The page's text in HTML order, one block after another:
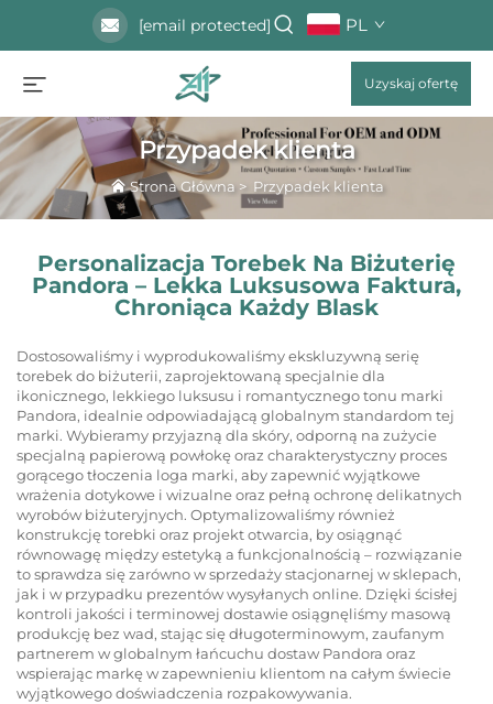
[email protected] PL
Uzyskaj ofertę
Przypadek klienta
Strona Główna> Przypadek klienta
Personalizacja Torebek Na Biżuterię
Pandora – Lekka Luksusowa Faktura,
Chroniąca Każdy Blask
Dostosowaliśmy i wyprodukowaliśmy ekskluzywną serię
torebek do biżuterii, zaprojektowaną specjalnie dla
ikonicznego, lekkiego luksusu i romantycznego tonu marki
Pandora, idealnie odpowiadającą globalnym standardom tej
marki. Wybieramy przyjazną dla skóry, odporną na zużycie
specjalną papierową powłokę oraz charakterystyczny proces
gorącego tłoczenia loga marki, aby zapewnić wyjątkowe
wrażenia dotykowe i wizualne oraz pełną ochronę delikatnych
wyrobów biżuteryjnych. Optymalizowaliśmy również
konstrukcję torebki oraz projekt otwarcia, by osiągnąć
równowagę między estetyką a funkcjonalnością – rozwiązanie
to sprawdza się zarówno w sprzedaży stacjonarnej w sklepach,
jak i w przypadku prezentów wysyłanych online. Dzięki ścisłej
kontroli jakości i terminowej dostawie osiągnęliśmy masową
produkcję bez wad, stając się długoterminowym, zaufanym
partnerem w globalnym łańcuchu dostaw Pandora oraz
wspierając markę w zapewnieniu klientom na całym świecie
wyjątkowego doświadczenia rozpakowywania.